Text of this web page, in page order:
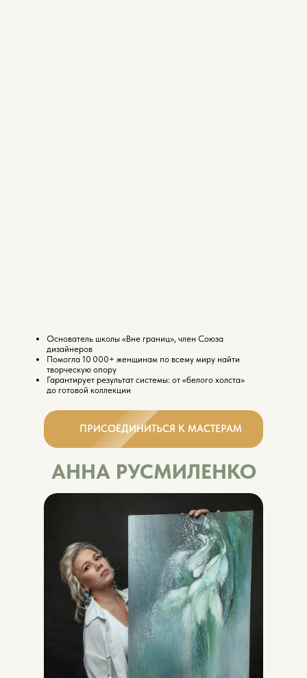
Основатель школы «Вне границ», член Союза
дизайнеров
Помогла 10 000+ женщинам по всему миру найти
творческую опору
Гарантирует результат системы: от «белого холста»
до готовой коллекции
ПРИСОЕДИНИТЬСЯ К МАСТЕРАМ
АННА РУСМИЛЕНКО